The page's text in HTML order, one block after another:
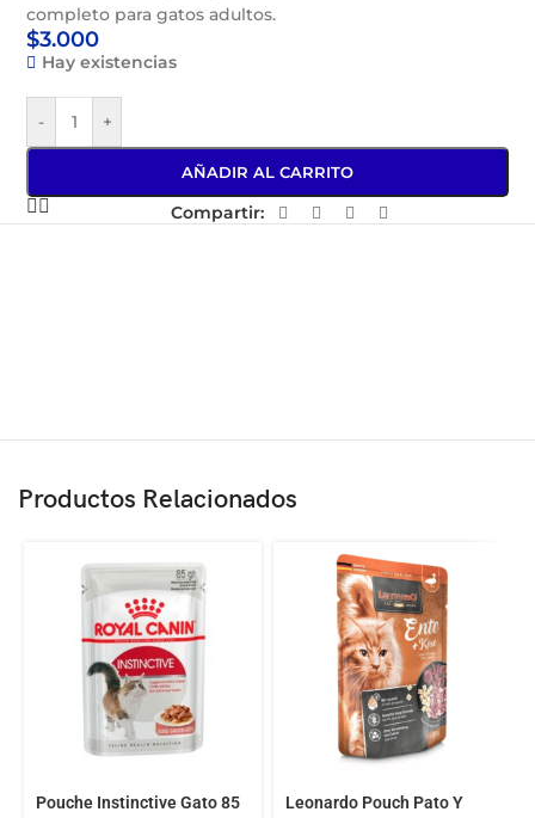
completo para gatos adultos.
$3.000
Hay existencias
- +
AÑADIR AL CARRITO
Compartir:
Productos Relacionados
Pouche Instinctive Gato 85
Leonardo Pouch Pato Y